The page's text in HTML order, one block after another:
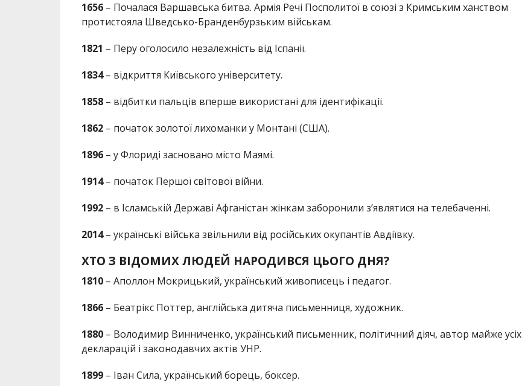
1656– Почалася Варшавська битва. Армія Речі Посполитої в союзі з Кримським ханством
протистояла Шведсько-Бранденбурзьким військам.
1821 – Перу оголосило незалежність від Іспанії.
1834– відкриття Київського університету.
1858– відбитки пальців вперше використані для ідентифікації.
1862– початок золотої лихоманки у Монтані (США).
1896– у Флориді засновано місто Маямі.
1914– початок Першої світової війни.
1992– в Ісламській Державі Афганістан жінкам заборонили з’являтися на телебаченні.
2014– українські війська звільнили від російських окупантів Авдіївку.
ХТО З ВІДОМИХ ЛЮДЕЙ НАРОДИВСЯ ЦЬОГО ДНЯ?
1810– Аполлон Мокрицький, український живописець і педагог.
1866– Беатрікс Поттер, англійська дитяча письменниця, художник.
1880– Володимир Винниченко, український письменник, політичний діяч, автор майже усіх
декларацій і законодавчих актів УНР.
1899– Іван Сила, український борець, боксер.